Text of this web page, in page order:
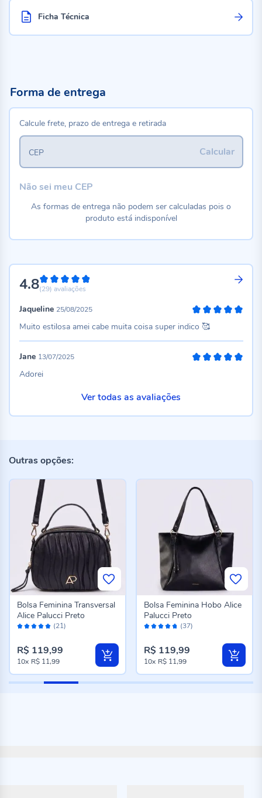
Ficha Técnica
4.896%
(29) avaliações
Jaqueline 25/08/2025
Muito estilosa amei cabe muita coisa super indico 🥰
Jane 13/07/2025
Adorei
Ver todas as avaliações
Forma de entrega
Calcule frete, prazo de entrega e retirada
Calcular
CEP
Não sei meu CEP
As formas de entrega não podem ser calculadas pois o
produto está indisponível
Outras opções:
Avaliação: (21)
Bolsa Feminina Transversal
Alice Palucci Preto
R$ 119,99
10x R$ 11,99
Avaliação: (37)
Bolsa Feminina Hobo Alice
Palucci Preto
R$ 119,99
10x R$ 11,99